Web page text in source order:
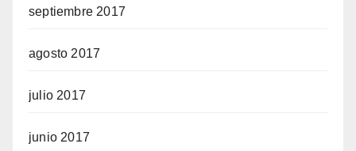
septiembre 2017
agosto 2017
julio 2017
junio 2017